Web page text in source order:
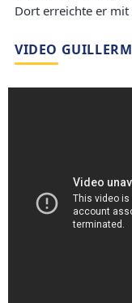
Dort erreichte er
VIDEO